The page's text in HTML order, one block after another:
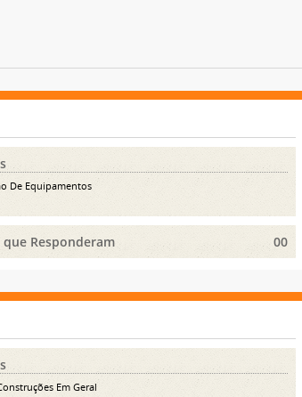
De Equipamentos
que Responderam 00
Em Geral